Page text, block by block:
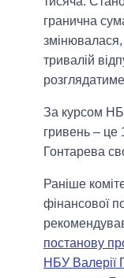
гранична
тривалій
За курсом
гривень – це
Гонтарева
Раніше
фінансової
постанову
НБУ Валерії